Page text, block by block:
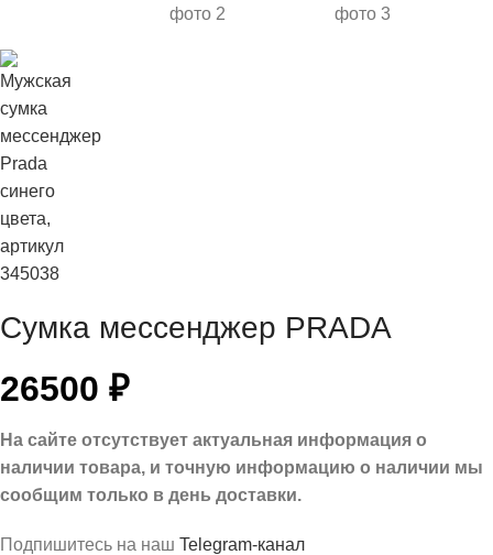
Сумка мессенджер PRADA
26500 ₽
На сайте отсутствует актуальная информация о
наличии товара, и точную информацию о наличии мы
сообщим только в день доставки.
Подпишитесь на наш Telegram-канал